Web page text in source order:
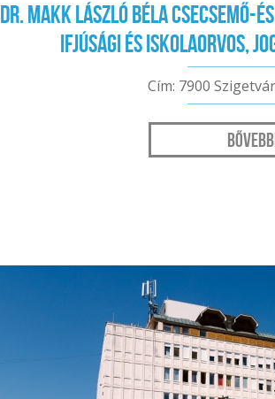
Dr. Makk László Béla csecsemő-
ifjúsági és iskolaorvos,
Cím: 7900